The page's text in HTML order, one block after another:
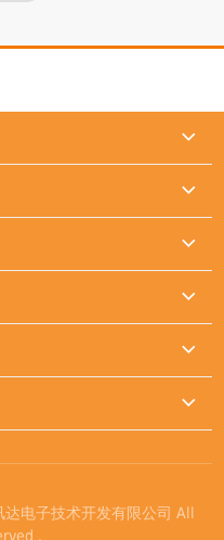






电子技术开发有限公司 All
.